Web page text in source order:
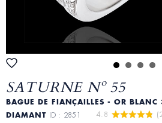
SATURNE Nº 55
BAGUE DE FIANÇAILLES - OR
DIAMANT ID : 2851 4.8